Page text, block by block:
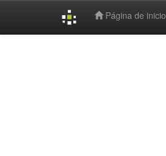
Página de inicio